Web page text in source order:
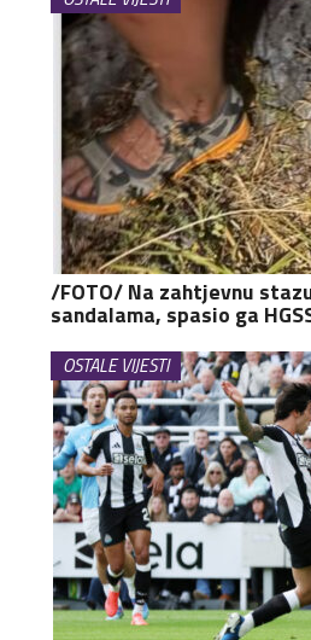
/FOTO/ Na zahtjevnu
sandalama, spasio ga
OSTALE VIJESTI